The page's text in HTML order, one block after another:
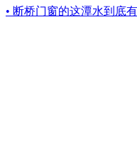
• 断桥门窗的这潭水到底